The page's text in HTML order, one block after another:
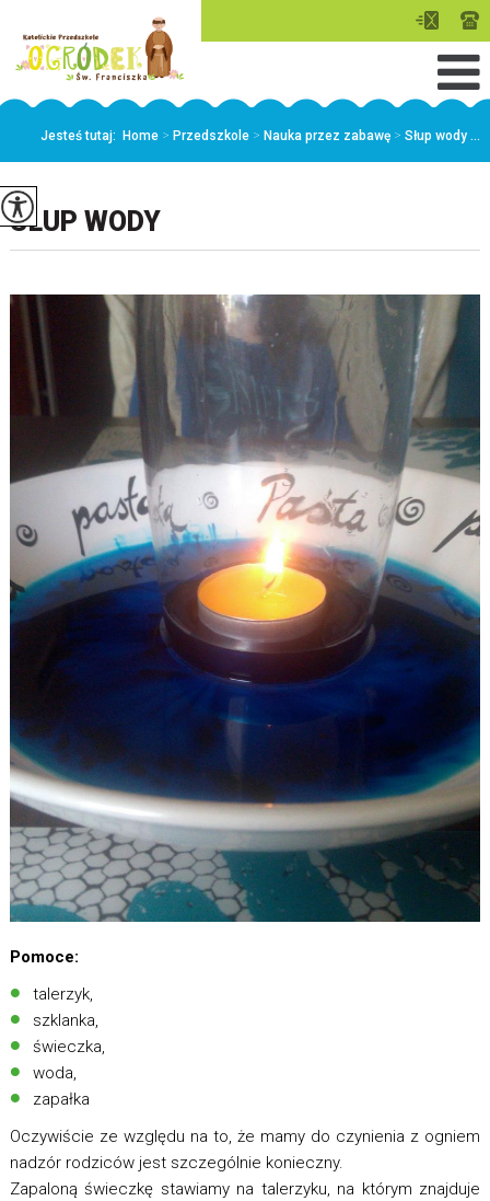
Jesteś tutaj: Home > Przedszkole > Nauka przez zabawę > Słup wody ...
SŁUP WODY
Pomoce:
talerzyk,
szklanka,
świeczka,
woda,
zapałka
Oczywiście ze względu na to, że mamy do czynienia z ogniem
nadzór rodziców jest szczególnie konieczny.
Zapaloną świeczkę stawiamy na talerzyku, na którym znajduje